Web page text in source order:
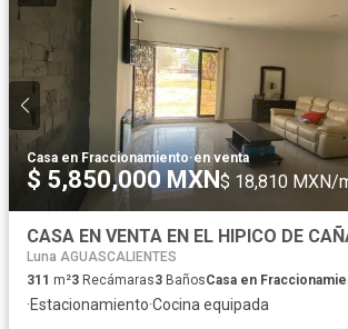
Casa en Fraccionamiento·en venta
$ 5,850,000 MXN$ 18,810 MXN/
CASA EN VENTA EN EL HIPICO DE
Luna AGUASCALIENTES
311 m²3 Recámaras3 BañosCasa en
·Estacionamiento·Cocina equipada